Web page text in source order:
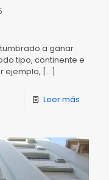
a ganar
tipo, continente e
ejemplo, […]
Leer más